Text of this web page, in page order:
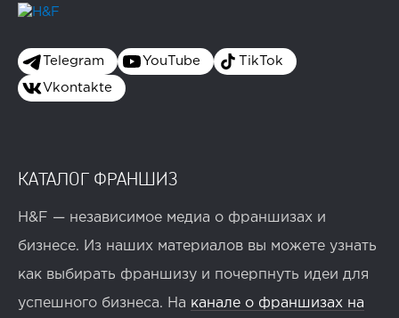
Telegram YouTube TikTok
Vkontakte
КАТАЛОГ ФРАНШИЗ
H&F — независимое медиа о франшизах и
бизнесе. Из наших материалов вы можете узнать
как выбирать франшизу и почерпнуть идеи для
успешного бизнеса. На канале о франшизах на